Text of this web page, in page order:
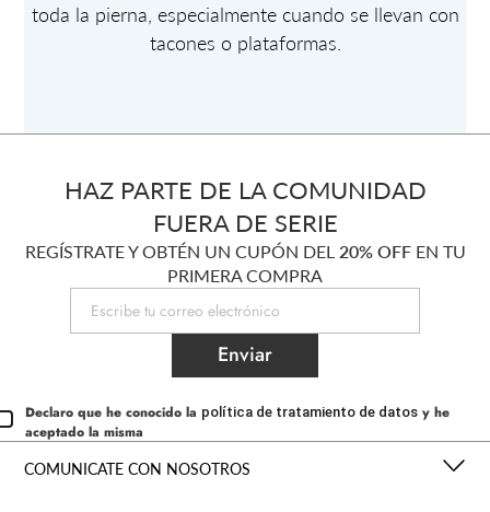
toda la pierna, especialmente cuando se llevan con
tacones o plataformas.
HAZ PARTE DE LA COMUNIDAD
FUERA DE SERIE
REGÍSTRATE Y OBTÉN UN CUPÓN DEL 20% OFFEN TU
PRIMERA COMPRA
Enviar
Declaro que he conocido la política de tratamiento de datos y he
aceptado la misma
COMUNICATE CON NOSOTROS